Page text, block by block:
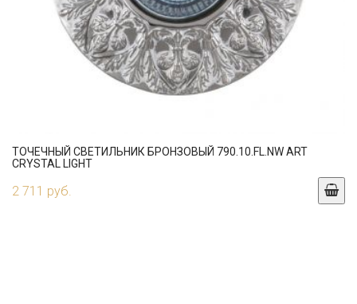
ТОЧЕЧНЫЙ СВЕТИЛЬНИК БРОНЗОВЫЙ 790.10.FL.NW ART
CRYSTAL LIGHT
2 711 руб.